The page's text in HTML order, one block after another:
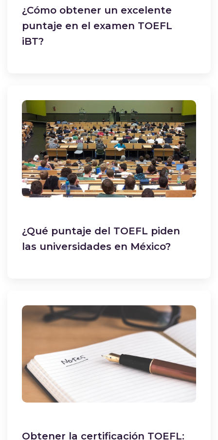
¿Cómo obtener un excelente
puntaje en el examen TOEFL
iBT?
¿Qué puntaje del TOEFL piden
las universidades en México?
Obtener la certificación TOEFL: